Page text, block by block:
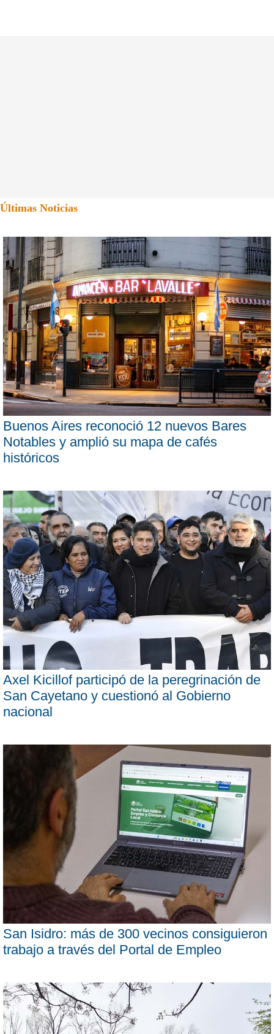
Últimas Noticias
Buenos Aires reconoció 12 nuevos Bares
Notables y amplió su mapa de cafés
históricos
Axel Kicillof participó de la peregrinación de
San Cayetano y cuestionó al Gobierno
nacional
San Isidro: más de 300 vecinos consiguieron
trabajo a través del Portal de Empleo